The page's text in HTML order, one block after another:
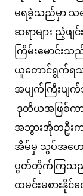
မရခဲ့သည်မှာ သပ
ဆရာများ ညံ့ဖ
ကြိမ်းမောင်း
ယူတောင်ရွက်ရ
အပျက်ကြီးပျ
ဒုတိယအဖြစ်ကာ
အဘွားအိုတဦး
အိမ်မှ သွပ်အဟော
ပွတ်တိုက်ကြသည့်အ
ထမင်းမစားနို